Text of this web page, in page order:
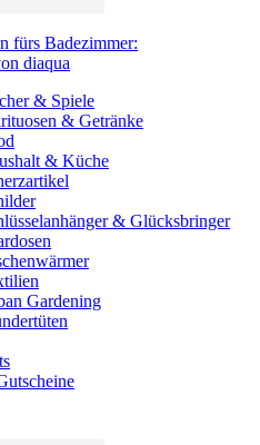
fürs Badezimmer:
diaqua
& Spiele
& Getränke
& Küche
& Glücksbringer
Gardening